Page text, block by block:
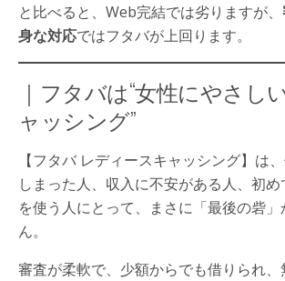
と比べると、Web完結では劣りますが、
身な対応ではフタバが上回ります。
｜フタバは“女性にやさし
ャッシング”
【フタバ レディースキャッシング】は
しまった人、収入に不安がある人、初
を使う人にとって、まさに「最後の砦
ん。
審査が柔軟で、少額からでも借りられ